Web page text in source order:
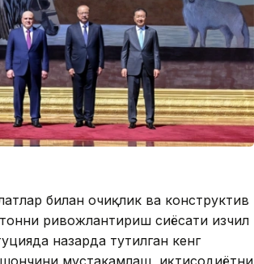
билан очиқлик ва конструктив
ривожлантириш сиёсати изчил
назарда тутилган кенг
мустаҳкамлаш, иқтисодиётни